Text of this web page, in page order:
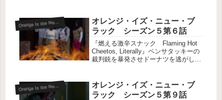
ア人たちはバリケードと武器で抵抗す
るがすぐに捕まる。・プッ...
Orange Is the New Black-S5
オレンジ・イズ・ニュー・ブ
ラック シーズン５第６話
『燃える激辛スナック Flaming Hot
Cheetos, Literally』ペンサタッキーの
裁判銃を暴発させドーナツを逃がした
人、ブーだけは彼女をフォローし、弁
明の余...
Orange Is the New Black-S5
オレンジ・イズ・ニュー・ブ
ラック シーズン５第９話